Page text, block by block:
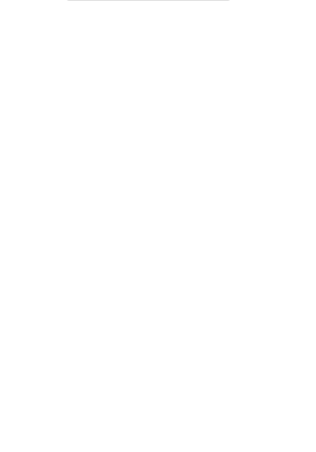
Vakiomuotoisten verojen